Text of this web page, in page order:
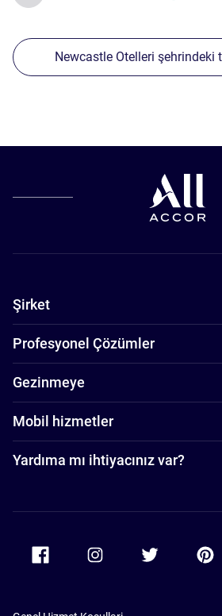
Newcastle Otelleri şehrindeki
Şirket
Profesyonel Çözümler
Gezinmeye
Mobil hizmetler
Yardıma mı ihtiyacınız var?
Accor Facebook Accor Twitter